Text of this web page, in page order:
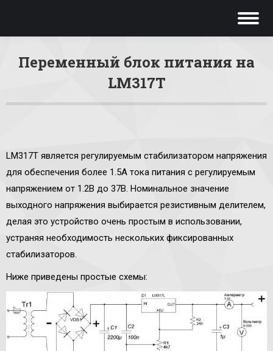
Переменный блок питания на
LM317T
LM317T является регулируемым стабилизатором напряжения
для обеспечения более 1.5А тока питания с регулируемым
напряжением от 1.2В до 37В. Номинальное значение
выходного напряжения выбирается резистивным делителем,
делая это устройство очень простым в использовании,
устраняя необходимость нескольких фиксированных
стабилизаторов.
Ниже приведены простые схемы: